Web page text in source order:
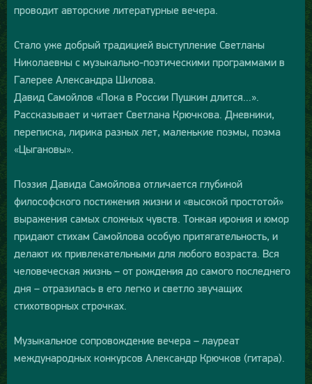
проводит авторские литературные вечера.
Стало уже добрый традицией выступление Светланы
Николаевны с музыкально-поэтическими программами в
Галерее Александра Шилова.
Давид Самойлов «Пока в России Пушкин длится...».
Рассказывает и читает Светлана Крючкова. Дневники,
переписка, лирика разных лет, маленькие поэмы, поэма
«Цыгановы».
Поэзия Давида Самойлова отличается глубиной
философского постижения жизни и «высокой простотой»
выражения самых сложных чувств. Тонкая ирония и юмор
придают стихам Самойлова особую притягательность, и
делают их привлекательными для любого возраста. Вся
человеческая жизнь – от рождения до самого последнего
дня – отразилась в его легко и светло звучащих
стихотворных строчках.
Музыкальное сопровождение вечера – лауреат
международных конкурсов Александр Крючков (гитара).